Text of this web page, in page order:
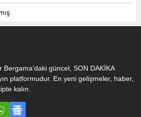
Bergama'daki güncel, SON DAKİKA
platformudur. En yeni gelişmeler, haber,
kalın.